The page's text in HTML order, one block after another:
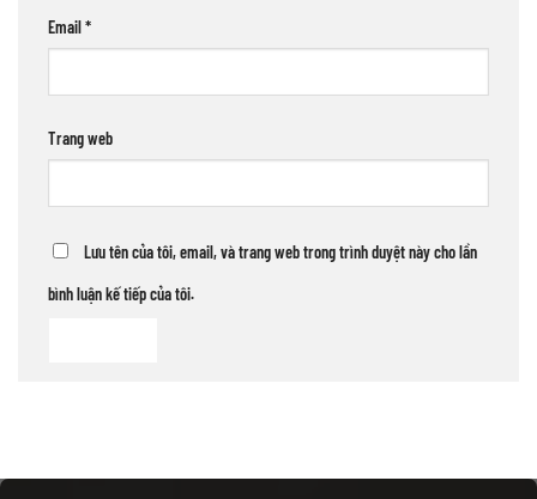
Email*
Trang web
Lưu tên của tôi, email, và trang web trong trình duyệt này cho lần
bình luận kế tiếp của tôi.